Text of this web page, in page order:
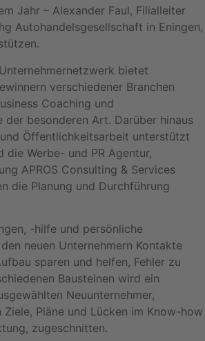
Jahr – Alexander Faul, Filialleiter
Autohandelsgesellschaft in Eningen,
bietet
verschiedener Branchen
Coaching und
der besonderen Art. Darüber hinaus
Öffentlichkeitsarbeit unterstützt
die Werbe- und PR Agentur,
APROS Consulting & Services
die Planung und Durchführung
-hilfe und persönliche
neuen Unternehmern Kontakte
sparen und helfen, Fehler zu
Bausteinen wird ein
Neuunternehmer,
Pläne und Lücken im Know-how
zugeschnitten.